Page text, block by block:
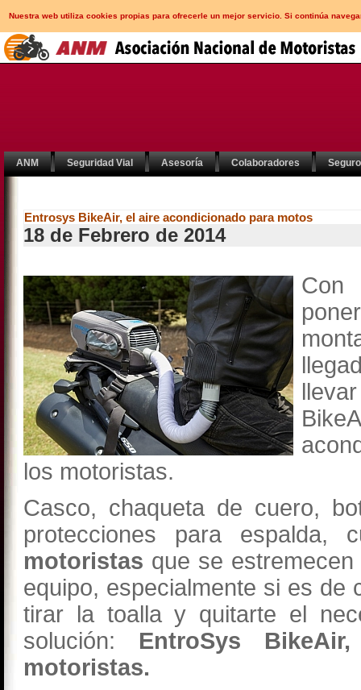
Nuestra web utiliza cookies propias para ofrecerle un mejor servicio. Si continúa
ANM Seguridad Vial Asesoría Colaboradores
Entrosys BikeAir, el aire acondicionado para motos
18 de Febrero de 2014
Con
los motoristas.
Casco, chaqueta de cuero,
protecciones para espalda,
motoristas que se
equipo, especialmente si es de
tirar la toalla y quitarte el
solución: EntroSys
motoristas.